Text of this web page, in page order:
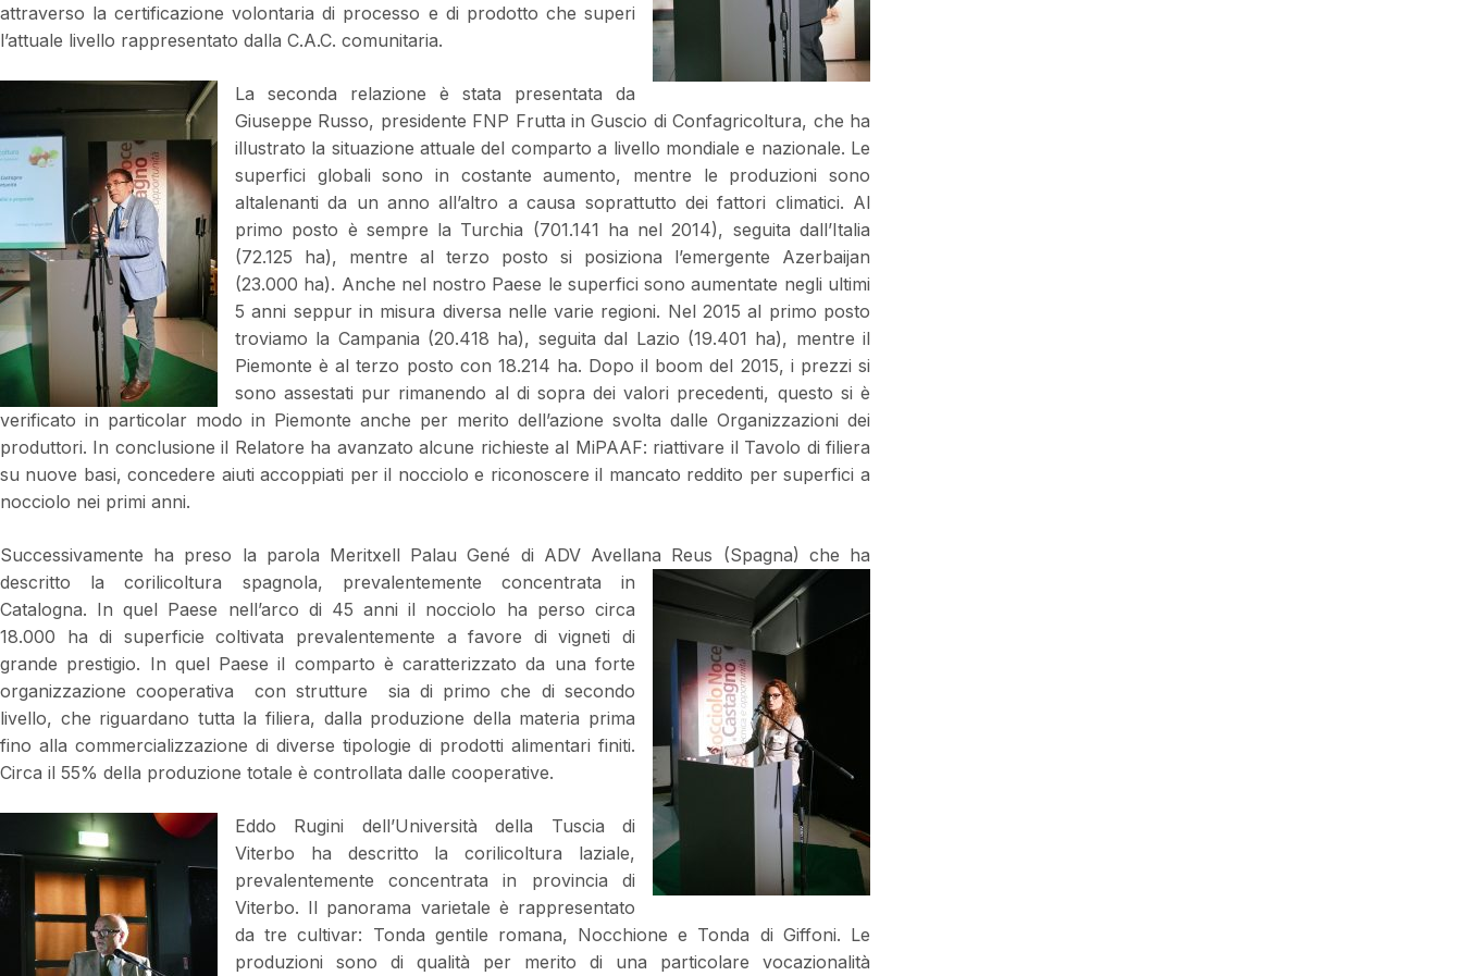
attraverso la certificazione volontaria di processo e di prodotto che superi
l’attuale livello rappresentato dalla C.A.C. comunitaria.
La seconda relazione è stata presentata da
Giuseppe Russo, presidente FNP Frutta in Guscio di Confagricoltura, che ha
illustrato la situazione attuale del comparto a livello mondiale e nazionale. Le
superfici globali sono in costante aumento, mentre le produzioni sono
altalenanti da un anno all’altro a causa soprattutto dei fattori climatici. Al
primo posto è sempre la Turchia (701.141 ha nel 2014), seguita dall’Italia
(72.125 ha), mentre al terzo posto si posiziona l’emergente Azerbaijan
(23.000 ha). Anche nel nostro Paese le superfici sono aumentate negli ultimi
5 anni seppur in misura diversa nelle varie regioni. Nel 2015 al primo posto
troviamo la Campania (20.418 ha), seguita dal Lazio (19.401 ha), mentre il
Piemonte è al terzo posto con 18.214 ha. Dopo il boom del 2015, i prezzi si
sono assestati pur rimanendo al di sopra dei valori precedenti, questo si è
verificato in particolar modo in Piemonte anche per merito dell’azione svolta dalle Organizzazioni dei
produttori. In conclusione il Relatore ha avanzato alcune richieste al MiPAAF: riattivare il Tavolo di filiera
su nuove basi, concedere aiuti accoppiati per il nocciolo e riconoscere il mancato reddito per superfici a
nocciolo nei primi anni.
Successivamente ha preso la parola Meritxell Palau Gené di ADV Avellana Reus (Spagna) che ha
descritto la corilicoltura spagnola, prevalentemente concentrata in
Catalogna. In quel Paese nell’arco di 45 anni il nocciolo ha perso circa
18.000 ha di superficie coltivata prevalentemente a favore di vigneti di
grande prestigio. In quel Paese il comparto è caratterizzato da una forte
organizzazione cooperativa con strutture sia di primo che di secondo
livello, che riguardano tutta la filiera, dalla produzione della materia prima
fino alla commercializzazione di diverse tipologie di prodotti alimentari finiti.
Circa il 55% della produzione totale è controllata dalle cooperative.
Eddo Rugini dell’Università della Tuscia di
Viterbo ha descritto la corilicoltura laziale,
prevalentemente concentrata in provincia di
Viterbo. Il panorama varietale è rappresentato
da tre cultivar: Tonda gentile romana, Nocchione e Tonda di Giffoni. Le
produzioni sono di qualità per merito di una particolare vocazionalità